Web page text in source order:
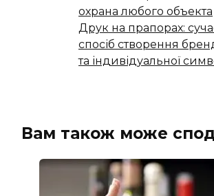
охрана любого объекта
Друк на прапорах:
спосіб створення
та індивідуальної
Вам також може